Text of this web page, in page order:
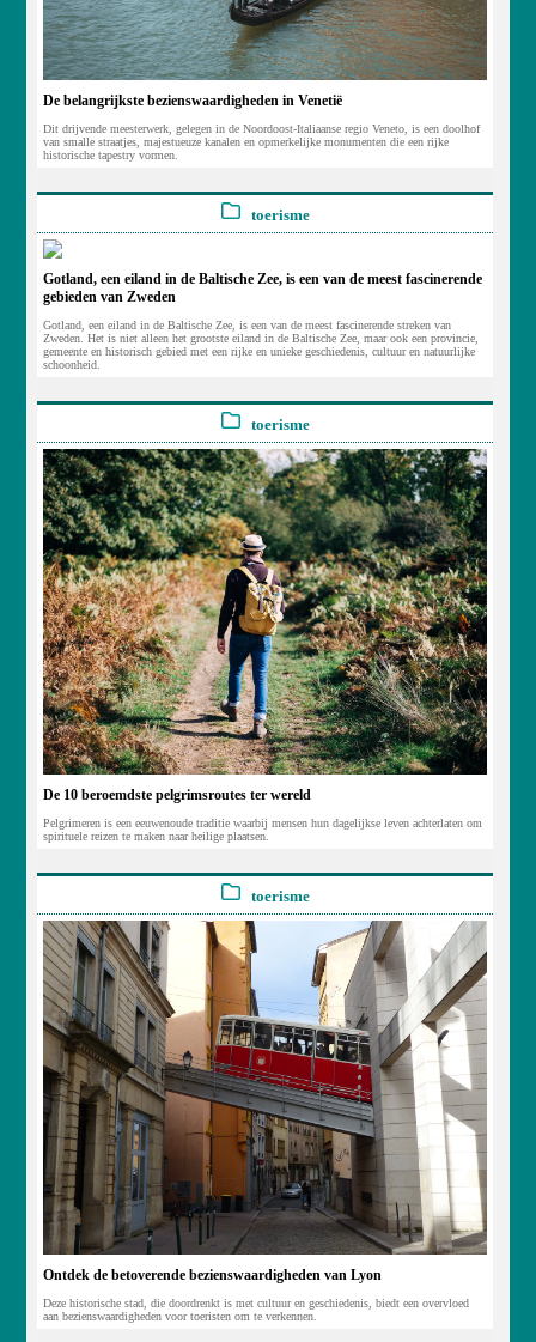
De belangrijkste bezienswaardigheden in Venetië
Dit drijvende meesterwerk, gelegen in de Noordoost-Italiaanse regio Veneto, is een doolhof
van smalle straatjes, majestueuze kanalen en opmerkelijke monumenten die een rijke
historische tapestry vormen.
toerisme
Gotland, een eiland in de Baltische Zee, is een van de meest fascinerende
gebieden van Zweden
Gotland, een eiland in de Baltische Zee, is een van de meest fascinerende streken van
Zweden. Het is niet alleen het grootste eiland in de Baltische Zee, maar ook een provincie,
gemeente en historisch gebied met een rijke en unieke geschiedenis, cultuur en natuurlijke
schoonheid.
toerisme
De 10 beroemdste pelgrimsroutes ter wereld
Pelgrimeren is een eeuwenoude traditie waarbij mensen hun dagelijkse leven achterlaten om
spirituele reizen te maken naar heilige plaatsen.
toerisme
Ontdek de betoverende bezienswaardigheden van Lyon
Deze historische stad, die doordrenkt is met cultuur en geschiedenis, biedt een overvloed
aan bezienswaardigheden voor toeristen om te verkennen.